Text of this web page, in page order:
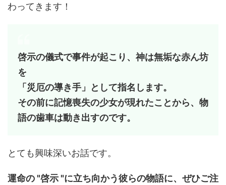
わってきます！
啓示の儀式で事件が起こり、神は無垢な赤ん坊
を
「災厄の導き手」として指名します。
その前に記憶喪失の少女が現れたことから、物
語の歯車は動き出すのです。
とても興味深いお話です。
運命の "啓示 "に立ち向かう彼らの物語に、ぜひご注